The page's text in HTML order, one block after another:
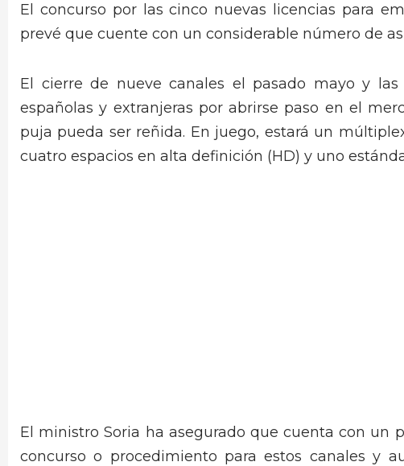
El concurso por las cinco nuevas licencias para
prevé que cuente con un considerable número de
El cierre de nueve canales el pasado mayo y
españolas y extranjeras por abrirse paso en el
puja pueda ser reñida. En juego, estará un
cuatro espacios en alta definición (HD) y uno
El ministro Soria ha asegurado que cuenta con un
concurso o procedimiento para estos canales y